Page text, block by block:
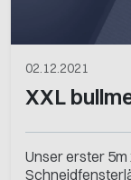
02.12.2021
XXL
Unser erster 5m